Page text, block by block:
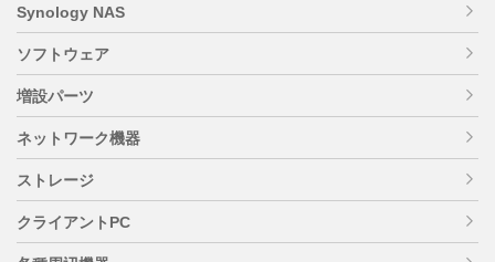
Synology NAS
ソフトウェア
増設パーツ
ネットワーク機器
ストレージ
クライアントPC